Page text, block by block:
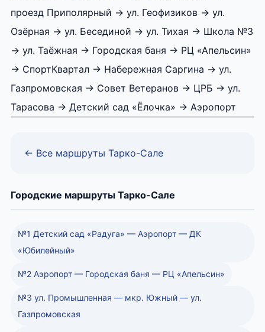
проезд Приполярный → ул. Геофизиков → ул.
Озёрная → ул. Бесединой → ул. Тихая → Школа №3
→ ул. Таёжная → Городская баня → РЦ «Апельсин»
→ СпортКвартал → Набережная Саргина → ул.
Газпромовская → Совет Ветеранов → ЦРБ → ул.
Тарасова → Детский сад «Ёлочка» → Аэропорт
← Все маршруты Тарко-Сале
Городские маршруты Тарко-Сале
№1 Детский сад «Радуга» — Аэропорт — ДК
«Юбилейный»
№2 Аэропорт — Городская баня — РЦ «Апельсин»
№3 ул. Промышленная — мкр. Южный — ул.
Газпромовская